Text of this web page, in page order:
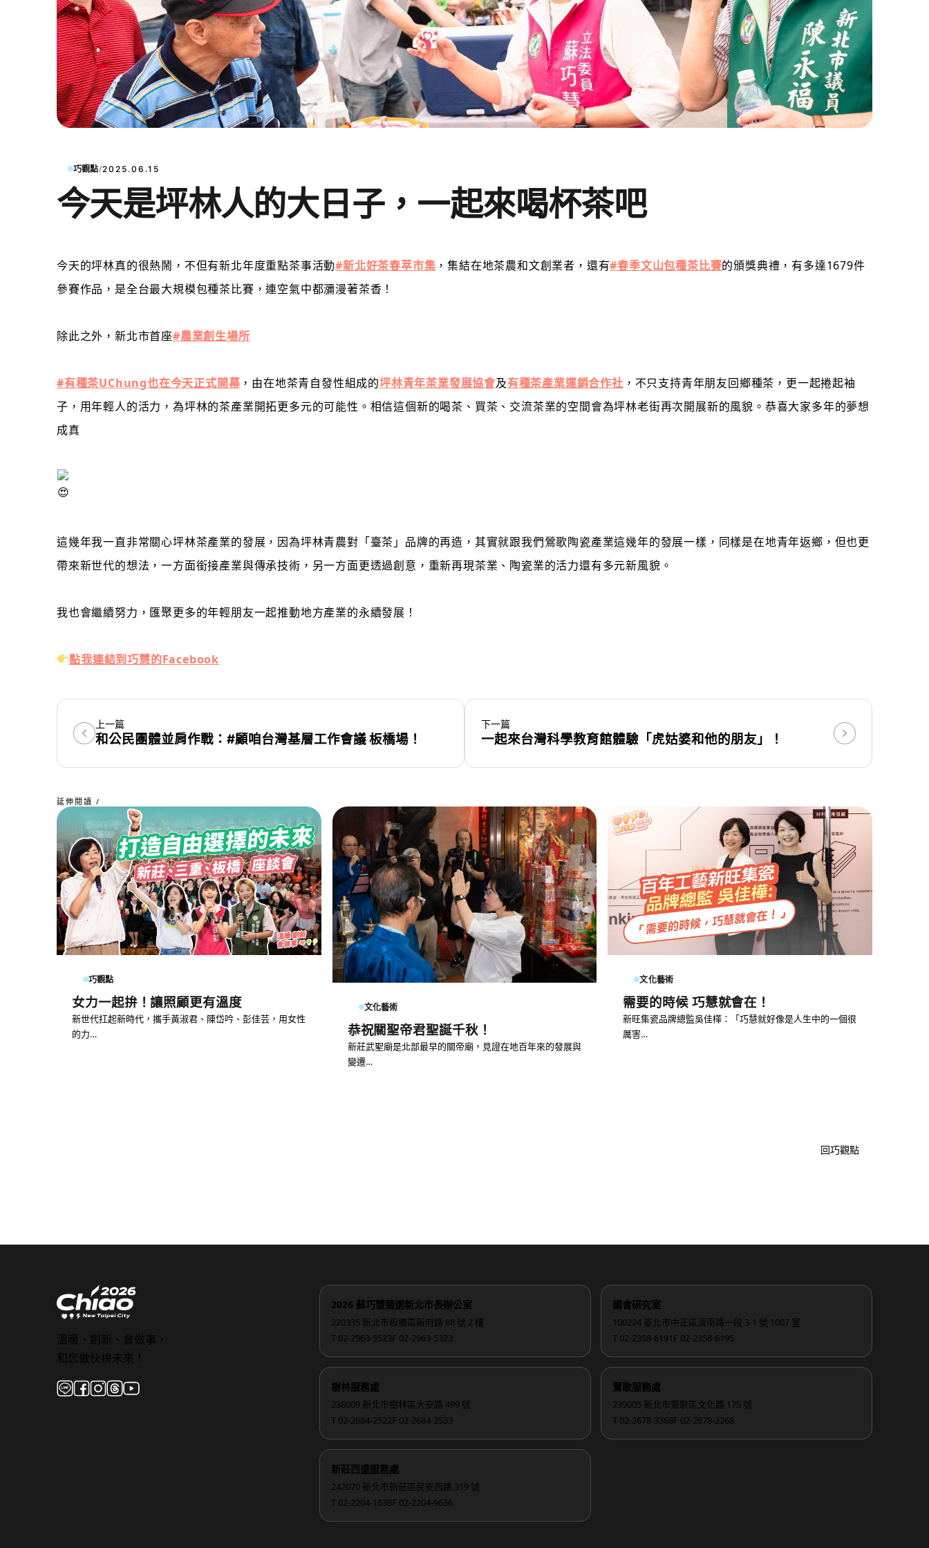
巧觀點/2025.06.15
今天是坪林人的大日子，一起來喝杯茶吧
今天的坪林真的很熱鬧，不但有新北年度重點茶事活動#新北好茶春萃市集 ，集結在地茶農和文創業者，還有#春季文山包種茶比賽的頒獎典禮，有多達1679件
參賽作品，是全台最大規模包種茶比賽，連空氣中都瀰漫著茶香！
除此之外，新北市首座#農業創生場所
#有種茶UChung也在今天正式開幕 ，由在地茶青自發性組成的坪林青年茶業發展協會及有種茶產業運銷合作社 ，不只支持青年朋友回鄉種茶，更一起捲起袖
子，用年輕人的活力，為坪林的茶產業開拓更多元的可能性。相信這個新的喝茶、買茶、交流茶業的空間會為坪林老街再次開展新的風貌。恭喜大家多年的夢想
成真
這幾年我一直非常關心坪林茶產業的發展，因為坪林青農對「臺茶」品牌的再造，其實就跟我們鶯歌陶瓷產業這幾年的發展一樣，同樣是在地青年返鄉，但也更
帶來新世代的想法，一方面銜接產業與傳承技術，另一方面更透過創意，重新再現茶業、陶瓷業的活力還有多元新風貌。
我也會繼續努力，匯聚更多的年輕朋友一起推動地方產業的永續發展！
點我連結到巧慧的Facebook
上一篇
和公民團體並肩作戰：#顧咱台灣基層工作會議 板橋場！
下一篇
一起來台灣科學教育館體驗「虎姑婆和他的朋友」！
延伸閱讀 /
巧觀點
女力一起拚！讓照顧更有溫度
新世代扛起新時代，攜手黃淑君、陳岱吟、彭佳芸，用女性
的力…
文化藝術
恭祝關聖帝君聖誕千秋！
新莊武聖廟是北部最早的關帝廟，見證在地百年來的發展與
變遷…
文化藝術
需要的時候 巧慧就會在！
新旺集瓷品牌總監吳佳樺：「巧慧就好像是人生中的一個很
厲害…
回巧觀點
溫暖、創新、會做事，
和您做伙拚未來！
2026 蘇巧慧競選新北市長辦公室
220335 新北市板橋區新府路 88 號 2 樓
T 02-2963-5523F 02-2963-5323
國會研究室
100224 臺北市中正區濟南路一段 3-1 號 1007 室
T 02-2358-6191 F 02-2358-6195
樹林服務處
238009 新北市樹林區大安路 499 號
T 02-2684-2522F 02-2684-2533
鶯歌服務處
239005 新北市鶯歌區文化路 175 號
T 02-2678-3368F 02-2678-2268
新莊西盛服務處
242070 新北市新莊區民安西路 319 號
T 02-2204-1638F 02-2204-9636